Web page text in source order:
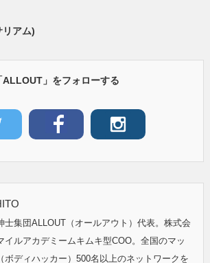
リアム)
ALLOUT」をフォローする
士集団ALLOUT（オールアウト）代表。株式会
イルアカデミームキムキ型COO。全国のマッ
ボディハッカー）500名以上のネットワークを